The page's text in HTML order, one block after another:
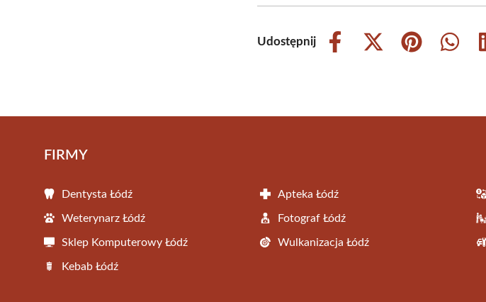
Udostępnij
Share
Share
Share
Share
FIRMY
Dentysta Łódź Apteka Łódź
Weterynarz Łódź Fotograf Łódź
Sklep Komputerowy Łódź Wulkanizacja Łódź
Kebab Łódź